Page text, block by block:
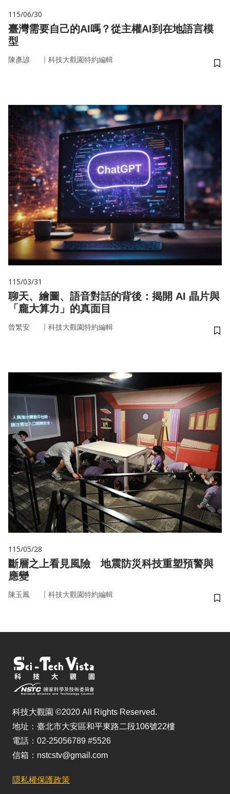
115/06/30
臺灣需要自己的AI嗎？從主權AI到在地語言模
型
陳彥諺 ｜ 科技大觀園特約編輯
儲
115/03/31
聊天、繪圖、語音對話的背後：揭開 AI 晶片與
「龐大算力」的真面目
曾繁安 ｜ 科技大觀園特約編輯
儲
115/05/28
斷層之上看見風險 地震防災科技重塑預警與
應變
陳玉鳳 ｜ 科技大觀園特約編輯
儲
科技大觀園 ©2020 All Rights Reserved.
地址：臺北市大安區和平東路二段106號22樓
電話：02-25056789 #5526
信箱：nstcstv@gmail.com
隱私權保護政策